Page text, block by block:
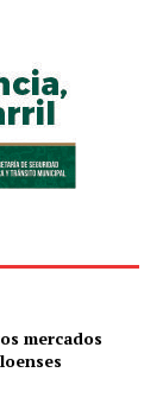
mercados